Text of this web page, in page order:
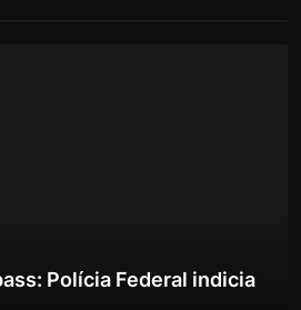
Polícia Federal indicia